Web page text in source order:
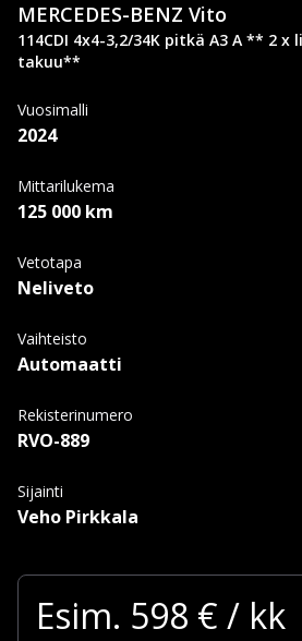
MERCEDES-BENZ Vito
114CDI 4x4-3,2/34K pitkä A3 A ** 2
takuu**
Vuosimalli
2024
Mittarilukema
125 000 km
Vetotapa
Neliveto
Vaihteisto
Automaatti
Rekisterinumero
RVO-889
Sijainti
Veho Pirkkala
Esim. 598 € / kk